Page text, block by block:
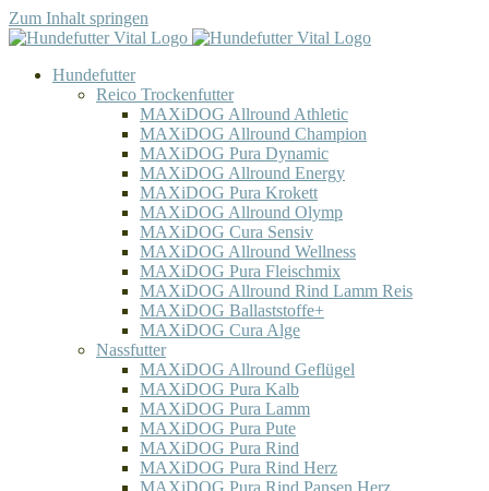
Zum Inhalt springen
Hundefutter
Reico Trockenfutter
MAXiDOG Allround Athletic
MAXiDOG Allround Champion
MAXiDOG Pura Dynamic
MAXiDOG Allround Energy
MAXiDOG Pura Krokett
MAXiDOG Allround Olymp
MAXiDOG Cura Sensiv
MAXiDOG Allround Wellness
MAXiDOG Pura Fleischmix
MAXiDOG Allround Rind Lamm Reis
MAXiDOG Ballaststoffe+
MAXiDOG Cura Alge
Nassfutter
MAXiDOG Allround Geflügel
MAXiDOG Pura Kalb
MAXiDOG Pura Lamm
MAXiDOG Pura Pute
MAXiDOG Pura Rind
MAXiDOG Pura Rind Herz
MAXiDOG Pura Rind Pansen Herz